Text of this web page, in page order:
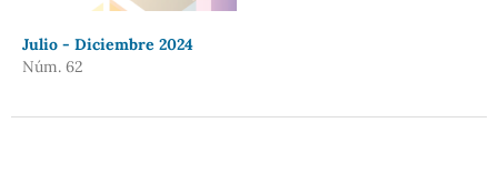
Julio - Diciembre 2024
Núm. 62